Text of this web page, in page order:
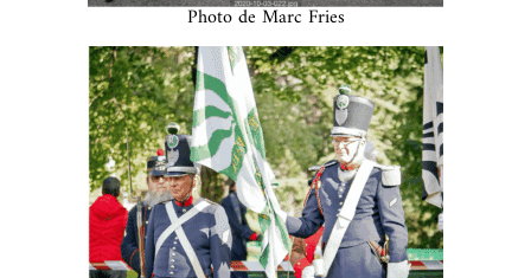
Photo de Marc Fries